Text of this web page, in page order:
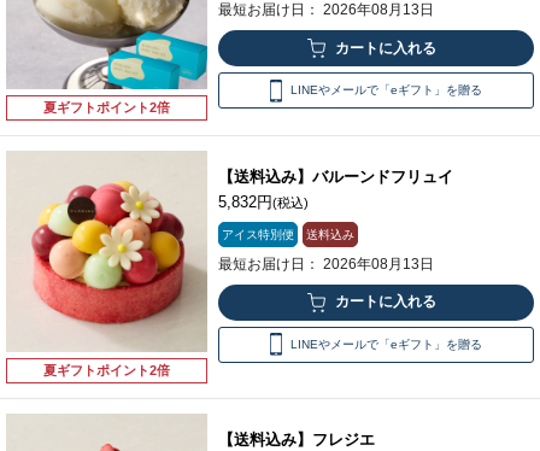
夏ギフトポイント2倍
最短お届け日： 2026年08月13日
LINEやメールで「eギフト」を贈る
夏ギフトポイント2倍
【送料込み】バルーンドフリュイ
5,832円(税込)
アイス特別便 送料込み
最短お届け日： 2026年08月13日
LINEやメールで「eギフト」を贈る
【送料込み】フレジエ